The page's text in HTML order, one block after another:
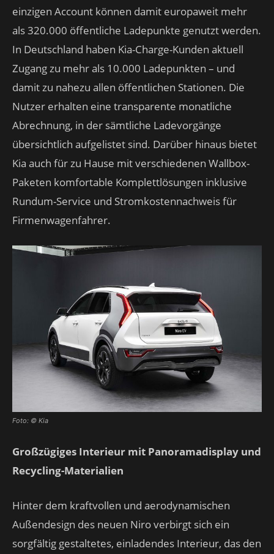
einzigen Account können damit europaweit mehr
als 320.000 öffentliche Ladepunkte genutzt werden.
In Deutschland haben Kia-Charge-Kunden aktuell
Zugang zu mehr als 10.000 Ladepunkten – und
damit zu nahezu allen öffentlichen Stationen. Die
Nutzer erhalten eine transparente monatliche
Abrechnung, in der sämtliche Ladevorgänge
übersichtlich aufgelistet sind. Darüber hinaus bietet
Kia auch für zu Hause mit verschiedenen Wallbox-
Paketen komfortable Komplettlösungen inklusive
Rundum-Service und Stromkostennachweis für
Firmenwagenfahrer.
Foto: © Kia
Großzügiges Interieur mit Panoramadisplay und
Recycling-Materialien
Hinter dem kraftvollen und aerodynamischen
Außendesign des neuen Niro verbirgt sich ein
sorgfältig gestaltetes, einladendes Interieur, das den